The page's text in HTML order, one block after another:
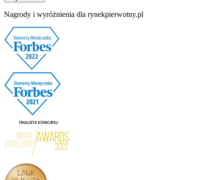
Nagrody i wyróżnienia dla rynekpierwotny.pl